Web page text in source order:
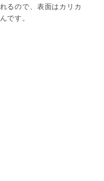
るので、表面はカリカ
です。